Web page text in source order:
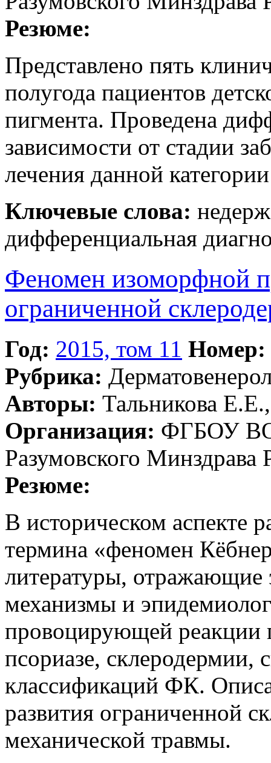
Резюме:
Представлено пять
полугода пациентов
пигмента. Проведена
зависимости от стадии
лечения данной
Ключевые слова:
дифференциальная
Феномен изоморфной
ограниченной
Год: 2015, том 11 Номер:
Рубрика:
Авторы: Тальникова
Организация: ФГБОУ
Разумовского Минздрава
Резюме:
В историческом аспекте
термина «феномен
литературы, отражающие
механизмы и
провоцирующей реакции
псориазе,
классификаций ФК.
развития ограниченной
механической травмы.